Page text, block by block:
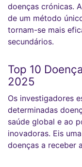
doenças crónicas.
de um método
tornam-se mais
secundários.
Top 10
2025
Os investigadores
determinadas
saúde global e ao
inovadoras. Eis
doenças a receber